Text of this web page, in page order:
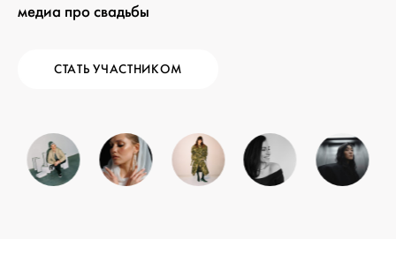
медиа про свадьбы
СТАТЬ УЧАСТНИКОМ